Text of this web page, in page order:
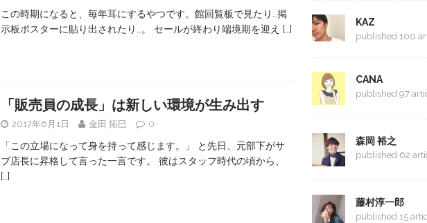
この時期になると、毎年耳にするやつです。館回覧板で見たり…掲
示板ポスターに貼り出されたり…。 セールが終わり端境期を迎え
[…]
「販売員の成長」は新しい環境が生み出す
2017年6月1日 金田 拓巳 0
「この立場になって身を持って感じます。」 と先日、元部下がサ
ブ店長に昇格して言った一言です。 彼はスタッフ時代の頃から、
[…]
KAZ
published 100
CANA
published 97
森岡 裕之
published 62
藤村淳一郎
published 15